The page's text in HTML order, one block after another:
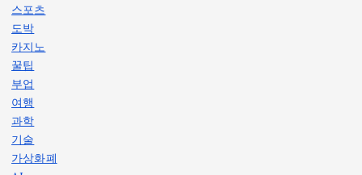
스포츠
도박
카지노
꿀팁
부업
여행
과학
기술
가상화폐